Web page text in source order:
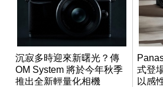
沉寂多時迎來新曙光？傳
OM System 將於今年秋季
推出全新輕量化相機
式登
以感